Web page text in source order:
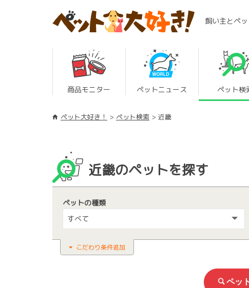
飼い主とペ
商品モニター ペットニュース ペット検
ペット大好き！ ペット検索 近畿
近畿のペットを探す
ペットの種類
すべて
こだわり条件追加